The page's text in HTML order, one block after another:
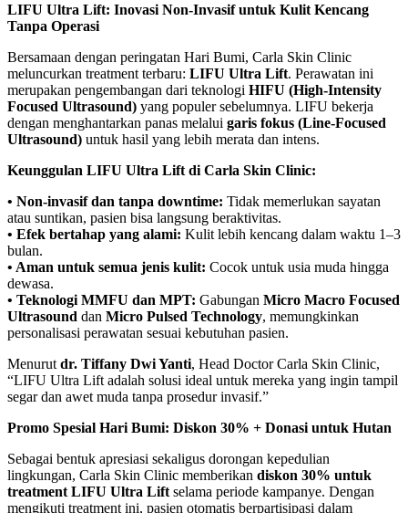
LIFU Ultra Lift: Inovasi Non-Invasif untuk Kulit Kencang
Tanpa Operasi
Bersamaan dengan peringatan Hari Bumi, Carla Skin Clinic
meluncurkan treatment terbaru: LIFU Ultra Lift. Perawatan ini
merupakan pengembangan dari teknologi HIFU (High-Intensity
Focused Ultrasound) yang populer sebelumnya. LIFU bekerja
dengan menghantarkan panas melalui garis fokus (Line-Focused
Ultrasound) untuk hasil yang lebih merata dan intens.
Keunggulan LIFU Ultra Lift di Carla Skin Clinic:
• Non-invasif dan tanpa downtime: Tidak memerlukan sayatan
atau suntikan, pasien bisa langsung beraktivitas.
• Efek bertahap yang alami: Kulit lebih kencang dalam waktu 1–3
bulan.
• Aman untuk semua jenis kulit: Cocok untuk usia muda hingga
dewasa.
• Teknologi MMFU dan MPT: Gabungan Micro Macro Focused
Ultrasound dan Micro Pulsed Technology, memungkinkan
personalisasi perawatan sesuai kebutuhan pasien.
Menurut dr. Tiffany Dwi Yanti, Head Doctor Carla Skin Clinic,
“LIFU Ultra Lift adalah solusi ideal untuk mereka yang ingin tampil
segar dan awet muda tanpa prosedur invasif.”
Promo Spesial Hari Bumi: Diskon 30% + Donasi untuk Hutan
Sebagai bentuk apresiasi sekaligus dorongan kepedulian
lingkungan, Carla Skin Clinic memberikan diskon 30% untuk
treatment LIFU Ultra Lift selama periode kampanye. Dengan
mengikuti treatment ini, pasien otomatis berpartisipasi dalam